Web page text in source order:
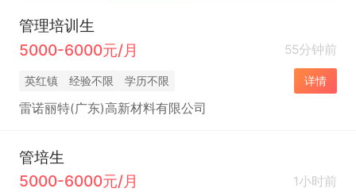
管理培训生
5000-6000元/月
55分钟前
英红镇 经验不限 学历不限 详情
雷诺丽特(广东)高新材料有限公司
管培生
5000-6000元/月
1小时前